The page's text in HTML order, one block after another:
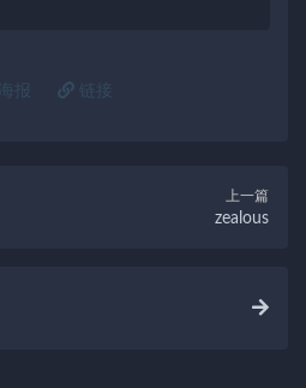
海报 链接
上一篇
zealous